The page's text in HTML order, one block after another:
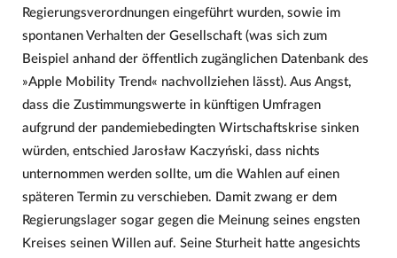
Regierungsverordnungen eingeführt wurden, sowie im
spontanen Verhalten der Gesellschaft (was sich zum
Beispiel anhand der öffentlich zugänglichen Datenbank des
»Apple Mobility Trend« nachvollziehen lässt). Aus Angst,
dass die Zustimmungswerte in künftigen Umfragen
aufgrund der pandemiebedingten Wirtschaftskrise sinken
würden, entschied Jarosław Kaczyński, dass nichts
unternommen werden sollte, um die Wahlen auf einen
späteren Termin zu verschieben. Damit zwang er dem
Regierungslager sogar gegen die Meinung seines engsten
Kreises seinen Willen auf. Seine Sturheit hatte angesichts